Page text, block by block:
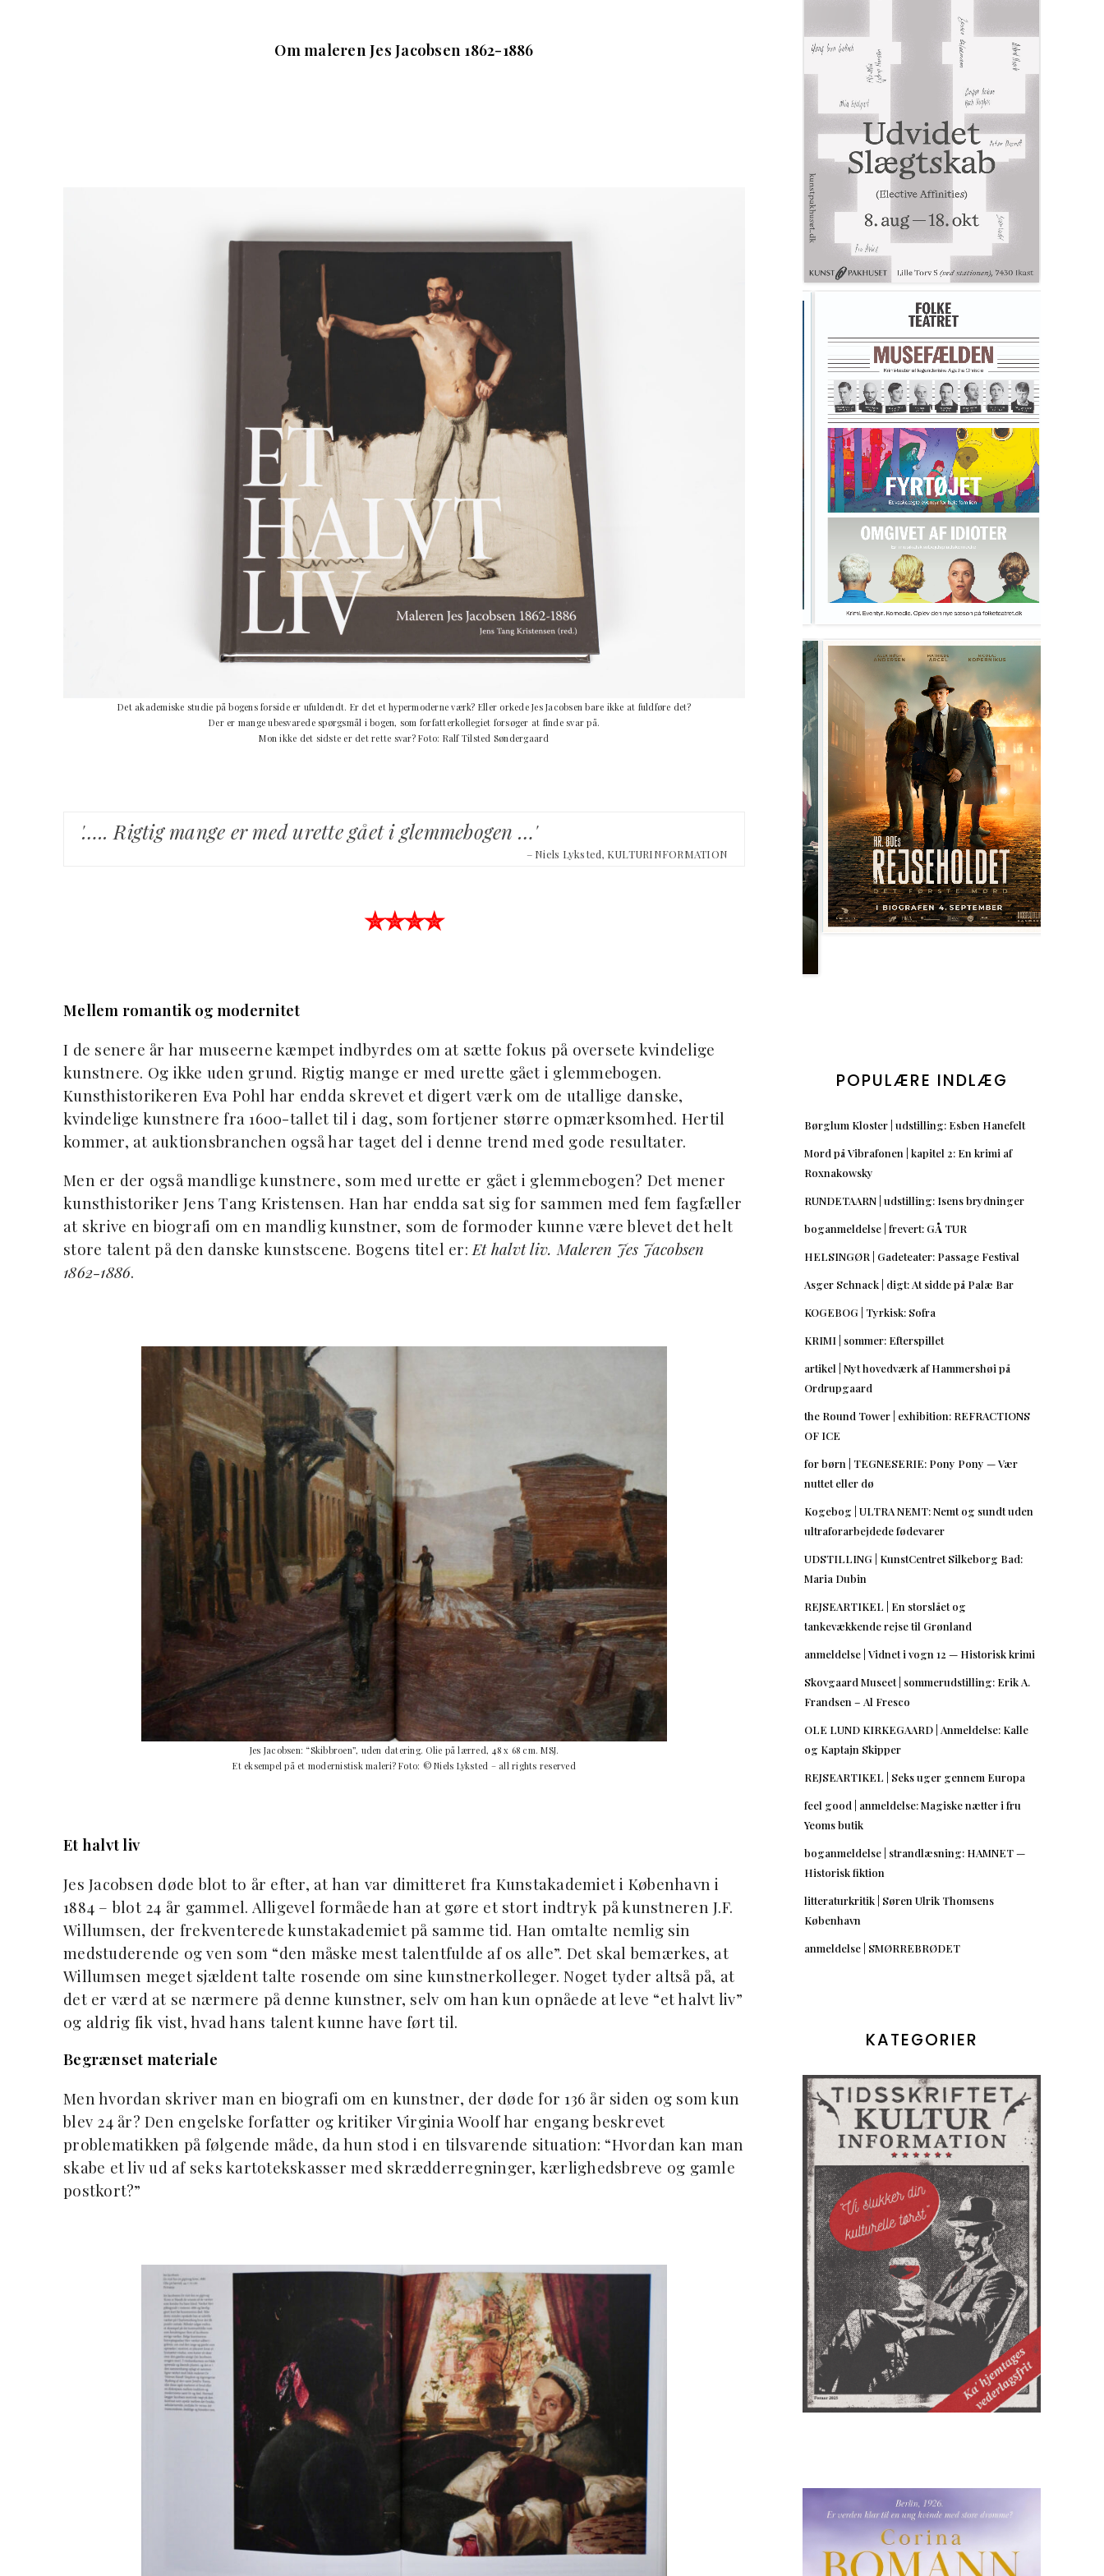
Om maleren Jes Jacobsen 1862-1886
Det akademiske studie på bogens forside er ufuldendt. Er det et hypermoderne værk? Eller orkede Jes Jacobsen bare ikke at fuldføre det?
Der er mange ubesvarede spørgsmål i bogen, som forfatterkollegiet forsøger at finde svar på.
Mon ikke det sidste er det rette svar? Foto: Ralf Tilsted Søndergaard
'….. Rigtig mange er med urette gået i glemmebogen …'
– Niels Lyksted, KULTURINFORMATION
✮✮✮✮
Mellem romantik og modernitet
I de senere år har museerne kæmpet indbyrdes om at sætte fokus på oversete kvindelige
kunstnere. Og ikke uden grund. Rigtig mange er med urette gået i glemmebogen.
Kunsthistorikeren Eva Pohl har endda skrevet et digert værk om de utallige danske,
kvindelige kunstnere fra 1600-tallet til i dag, som fortjener større opmærksomhed. Hertil
kommer, at auktionsbranchen også har taget del i denne trend med gode resultater.
Men er der også mandlige kunstnere, som med urette er gået i glemmebogen? Det mener
kunsthistoriker Jens Tang Kristensen. Han har endda sat sig for sammen med fem fagfæller
at skrive en biografi om en mandlig kunstner, som de formoder kunne være blevet det helt
store talent på den danske kunstscene. Bogens titel er: Et halvt liv. Maleren Jes Jacobsen
1862-1886.
Jes Jacobsen: “Skibbroen”, uden datering. Olie på lærred, 48 x 68 cm. MSJ.
Et eksempel på et modernistisk maleri? Foto: © Niels Lyksted – all rights reserved
Et halvt liv
Jes Jacobsen døde blot to år efter, at han var dimitteret fra Kunstakademiet i København i
1884 – blot 24 år gammel. Alligevel formåede han at gøre et stort indtryk på kunstneren J.F.
Willumsen, der frekventerede kunstakademiet på samme tid. Han omtalte nemlig sin
medstuderende og ven som “den måske mest talentfulde af os alle”. Det skal bemærkes, at
Willumsen meget sjældent talte rosende om sine kunstnerkolleger. Noget tyder altså på, at
det er værd at se nærmere på denne kunstner, selv om han kun opnåede at leve “et halvt liv”
og aldrig fik vist, hvad hans talent kunne have ført til.
Begrænset materiale
Men hvordan skriver man en biografi om en kunstner, der døde for 136 år siden og som kun
blev 24 år? Den engelske forfatter og kritiker Virginia Woolf har engang beskrevet
problematikken på følgende måde, da hun stod i en tilsvarende situation: “Hvordan kan man
skabe et liv ud af seks kartotekskasser med skrædderregninger, kærlighedsbreve og gamle
postkort?”
POPULÆRE INDLÆG
Børglum Kloster | udstilling: Esben Hanefelt
Mord på Vibrafonen | kapitel 2: En krimi af
Roxnakowsky
RUNDETAARN | udstilling: Isens brydninger
boganmeldelse | frevert: GÅ TUR
HELSINGØR | Gadeteater: Passage Festival
Asger Schnack | digt: At sidde på Palæ Bar
KOGEBOG | Tyrkisk: Sofra
KRIMI | sommer: Efterspillet
artikel | Nyt hovedværk af Hammershøi på
Ordrupgaard
the Round Tower | exhibition: REFRACTIONS
OF ICE
for børn | TEGNESERIE: Pony Pony — Vær
nuttet eller dø
Kogebog | ULTRA NEMT: Nemt og sundt uden
ultraforarbejdede fødevarer
UDSTILLING | KunstCentret Silkeborg Bad:
Maria Dubin
REJSEARTIKEL | En storslået og
tankevækkende rejse til Grønland
anmeldelse | Vidnet i vogn 12 — Historisk krimi
Skovgaard Museet | sommerudstilling: Erik A.
Frandsen – Al Fresco
OLE LUND KIRKEGAARD | Anmeldelse: Kalle
og Kaptajn Skipper
REJSEARTIKEL | Seks uger gennem Europa
feel good | anmeldelse: Magiske nætter i fru
Yeoms butik
boganmeldelse | strandlæsning: HAMNET —
Historisk fiktion
litteraturkritik | Søren Ulrik Thomsens
København
anmeldelse | SMØRREBRØDET
KATEGORIER